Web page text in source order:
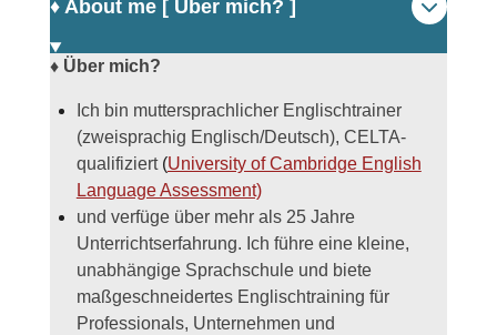
♦️ About me [ Über mich? ]
♦️ Über mich?
Ich bin muttersprachlicher Englischtrainer
(zweisprachig Englisch/Deutsch), CELTA-
qualifiziert(University of Cambridge English
Language Assessment)
und verfüge über mehr als 25 Jahre
Unterrichtserfahrung. Ich führe eine kleine,
unabhängige Sprachschule und biete
maßgeschneidertes Englischtraining für
Professionals, Unternehmen und